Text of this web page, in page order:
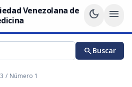
Venezolana de
dark_mode menu
searchBuscar
/ Número 1